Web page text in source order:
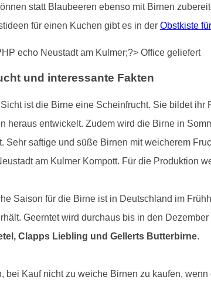
statt Blaubeeren ebenso mit Birnen
für einen Kuchen gibt es in der Obstkiste
und interessante Fakten
ist die Birne eine Scheinfrucht. Sie bildet
heraus entwickelt. Zudem wird die Birne in
Sehr saftige und süße Birnen mit weicherem
am Kulmer Kompott. Für die Produktion
Saison für die Birne ist in Deutschland im
Geerntet wird durchaus bis in den
Clapps Liebling und Gellerts Butterbirne.
bei Kauf nicht zu weiche Birnen zu kaufen,